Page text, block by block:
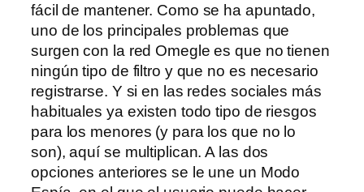
fácil de mantener. Como se ha apuntado,
uno de los principales problemas que
surgen con la red Omegle es que no tienen
ningún tipo de filtro y que no es necesario
registrarse. Y si en las redes sociales más
habituales ya existen todo tipo de riesgos
para los menores (y para los que no lo
son), aquí se multiplican. A las dos
opciones anteriores se le une un Modo